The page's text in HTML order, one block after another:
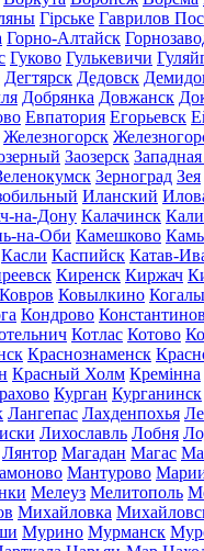
Гірське Гаврилов
Горно-Алтайск
Гуково Гулькевичи
Дегтярск Дедовск
Добрянка Довжанск
Евпатория Егорьевск
Железногорск
Заозерск
Зерноград Зея
Иланский
на-Дону Калачинск
на-Оби Камешково
Касли Каспийск Катав-
Киренск Киржач
Ковров Ковылкино
Кондрово
Котлас Котово
Краснознаменск
Красный Холм Кремінна
Курган Курганинск
Лангепас Лахденпохья
Лихославль Лобня
Лянтор Магадан Магас
Мантурово
Мелеуз Мелитополь
Михайловка
Мурино Мурманск